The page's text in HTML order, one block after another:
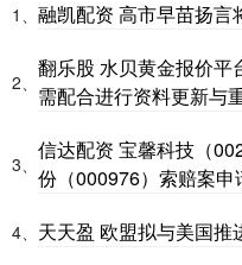
1、 融凯配资 高市早苗扬言
2、
翻乐股 水贝黄金报价平
需配合进行资料更新与
3、
信达配资 宝馨科技（
份（000976）索赔案申
4、 天天盈 欧盟拟与美国